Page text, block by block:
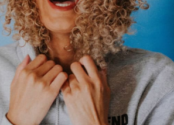
-10% OFF